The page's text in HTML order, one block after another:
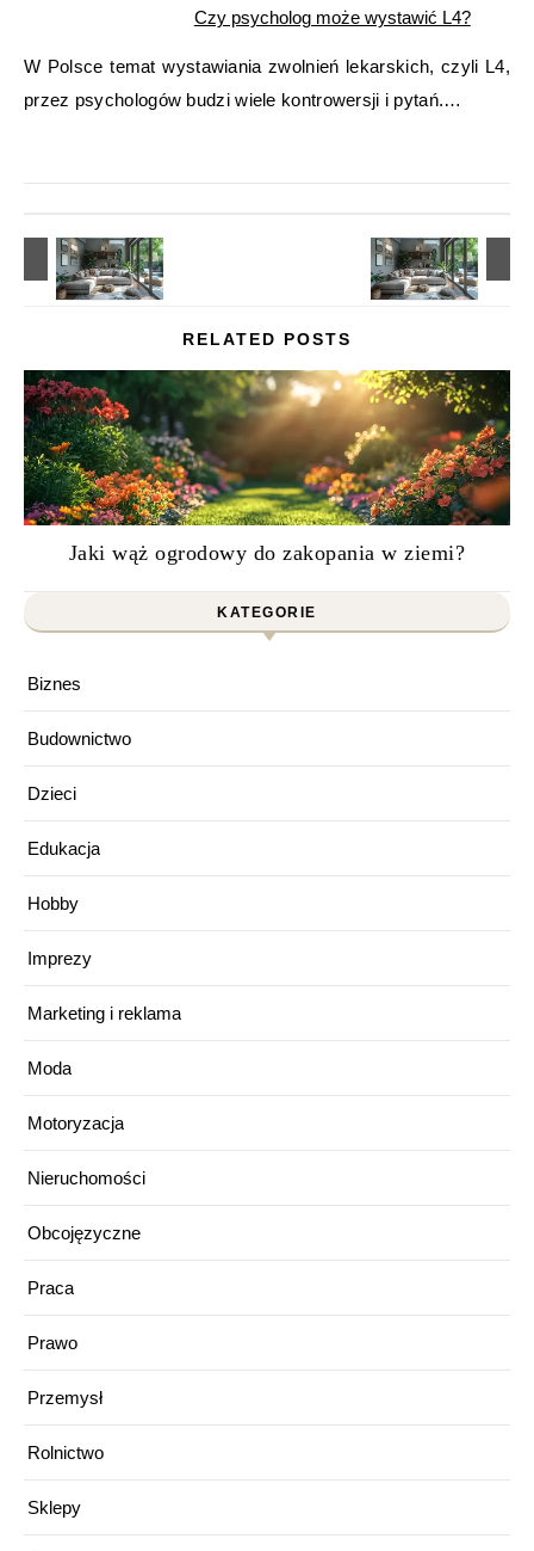
Czy psycholog może wystawić L4?
W Polsce temat wystawiania zwolnień lekarskich, czyli L4,
przez psychologów budzi wiele kontrowersji i pytań.…
RELATED POSTS
Jaki wąż ogrodowy do zakopania w ziemi?
KATEGORIE
Biznes
Budownictwo
Dzieci
Edukacja
Hobby
Imprezy
Marketing i reklama
Moda
Motoryzacja
Nieruchomości
Obcojęzyczne
Praca
Prawo
Przemysł
Rolnictwo
Sklepy